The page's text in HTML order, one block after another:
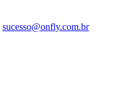
sucesso@onfly.com.br